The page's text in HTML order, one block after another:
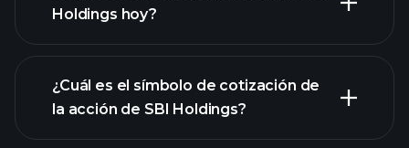
Holdings hoy?
¿Cuál es el símbolo de cotización de
la acción de SBI Holdings?